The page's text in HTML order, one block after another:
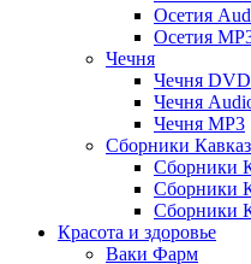
Осетия
Осетия
Чечня
Чечня DVD
Чечня
Чечня MP3
Сборники
Сборники
Сборники
Сборники
Красота и здоровье
Ваки Фарм